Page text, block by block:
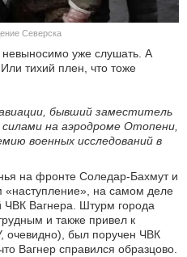
Северска
невыносимо уже слушать. А
тихий плен, что тоже
бывший заместитель
на аэродроме Отопени,
военных исследований в
на фронте Соледар-​Бахмут и
на самом деле
ЧВК Вагнера. Штурм города
и также привел к
очевидно), был поручен ЧВК
Вагнер справился образцово.